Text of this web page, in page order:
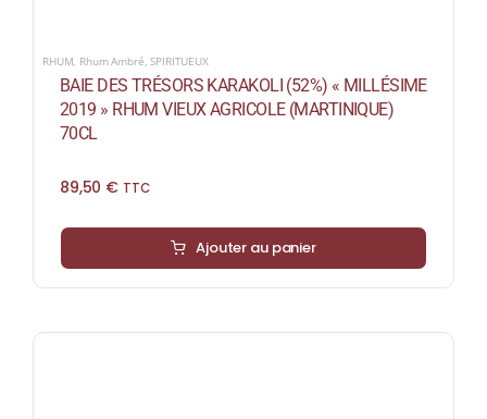
RHUM Rhum Ambré ,SPIRITUEUX
BAIE DES TRÉSORS KARAKOLI (52%) « MILLÉSIME
2019 » RHUM VIEUX AGRICOLE (MARTINIQUE)
70CL
89,50 € TTC
Ajouter au panier